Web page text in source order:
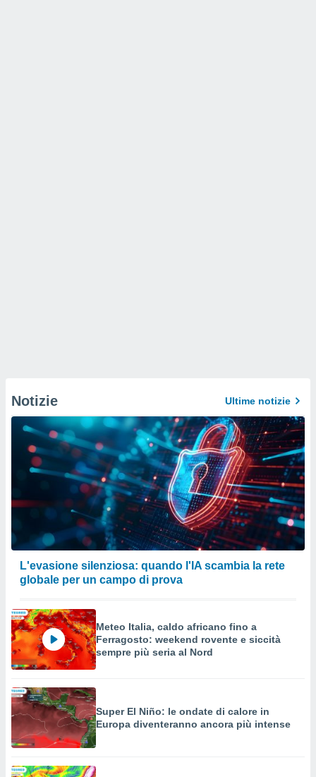
Notizie Ultime notizie
L'evasione silenziosa: quando l'IA scambia la rete
globale per un campo di prova
Meteo Italia, caldo africano fino a
Ferragosto: weekend rovente e siccità
sempre più seria al Nord
Super El Niño: le ondate di calore in
Europa diventeranno ancora più intense